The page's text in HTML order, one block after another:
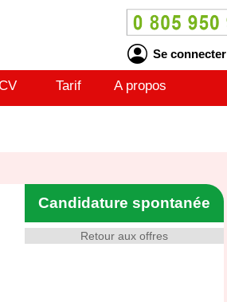
Se connecter
Tarif A propos
Retour aux offres
Candidature spontanée